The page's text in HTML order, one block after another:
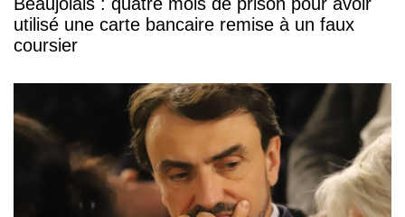
utilisé une carte bancaire remise à un faux
coursier